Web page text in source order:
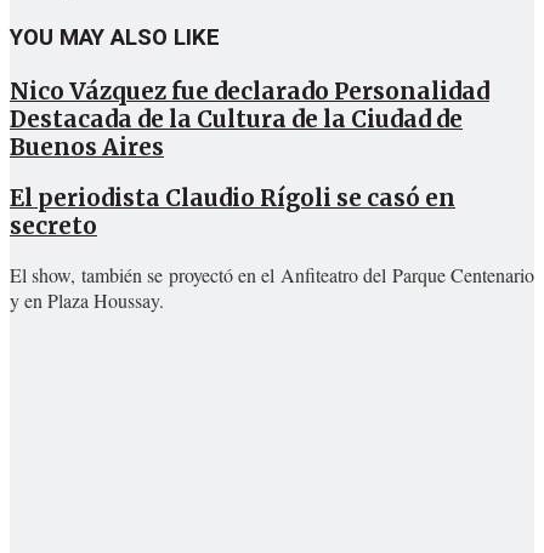
YOU MAY ALSO LIKE
Nico Vázquez fue declarado Personalidad
Destacada de la Cultura de la Ciudad de
Buenos Aires
El periodista Claudio Rígoli se casó en
secreto
El show, también se proyectó en el Anfiteatro del Parque Centenario
y en Plaza Houssay.